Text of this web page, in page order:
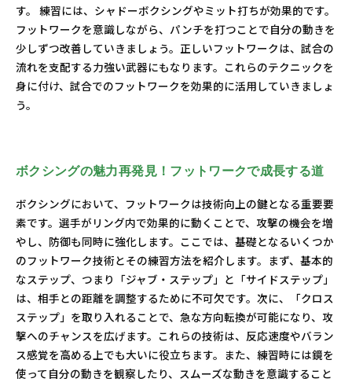
す。 練習には、シャドーボクシングやミット打ちが効果的です。
フットワークを意識しながら、パンチを打つことで自分の動きを
少しずつ改善していきましょう。正しいフットワークは、試合の
流れを支配する力強い武器にもなります。これらのテクニックを
身に付け、試合でのフットワークを効果的に活用していきましょ
う。
ボクシングの魅力再発見！フットワークで成長する道
ボクシングにおいて、フットワークは技術向上の鍵となる重要要
素です。選手がリング内で効果的に動くことで、攻撃の機会を増
やし、防御も同時に強化します。ここでは、基礎となるいくつか
のフットワーク技術とその練習方法を紹介します。まず、基本的
なステップ、つまり「ジャブ・ステップ」と「サイドステップ」
は、相手との距離を調整するために不可欠です。次に、「クロス
ステップ」を取り入れることで、急な方向転換が可能になり、攻
撃へのチャンスを広げます。これらの技術は、反応速度やバラン
ス感覚を高める上でも大いに役立ちます。また、練習時には鏡を
使って自分の動きを観察したり、スムーズな動きを意識すること